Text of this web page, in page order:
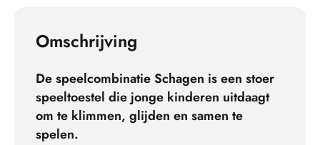
Omschrijving
De speelcombinatie Schagen is een stoer
speeltoestel die jonge kinderen uitdaagt
om te klimmen, glijden en samen te
spelen.